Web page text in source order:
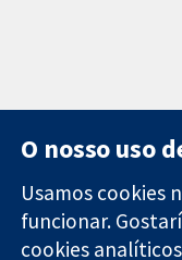
O nosso uso
Usamos cookies
funcionar.
cookies